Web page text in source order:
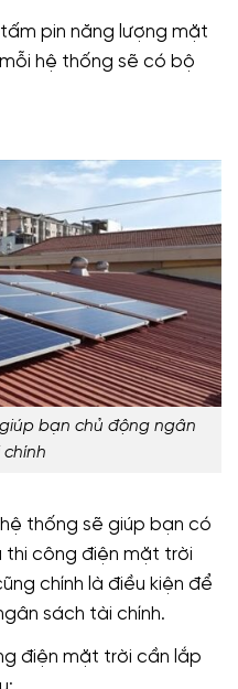
pin năng lượng mặt
mỗi hệ thống sẽ có bộ
bạn chủ động ngân
thống sẽ giúp bạn có
công điện mặt trời
chính là điều kiện để
sách tài chính.
điện mặt trời cần lắp